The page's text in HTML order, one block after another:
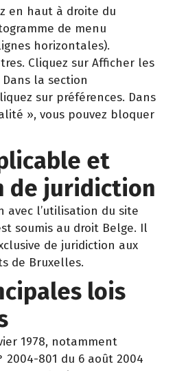
en haut à droite du
de menu
horizontales).
Cliquez sur Afficher les
la section
sur préférences. Dans
», vous pouvez bloquer
et
juridiction
l’utilisation du site
soumis au droit Belge. Il
de juridiction aux
de Bruxelles.
lois
1978, notamment
801 du 6 août 2004